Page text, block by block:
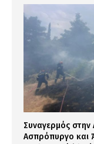
Συναγερμός στην
Ασπρόπυργο και